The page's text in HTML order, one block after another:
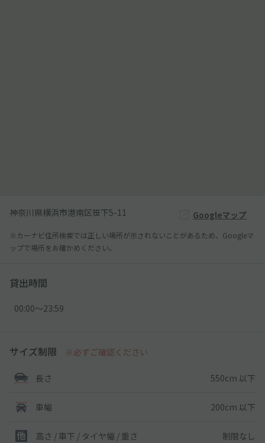
神奈川県横浜市港南区笹下5-11 Googleマップ
※カーナビ住所検索では正しい場所が示されないことがあるため、Googleマ
ップで場所をお確かめください。
貸出時間
00:00〜23:59
サイズ制限 ※必ずご確認ください
長さ 550cm 以下
車幅 200cm 以下
高さ / 車下 / タイヤ幅 / 重さ 制限なし